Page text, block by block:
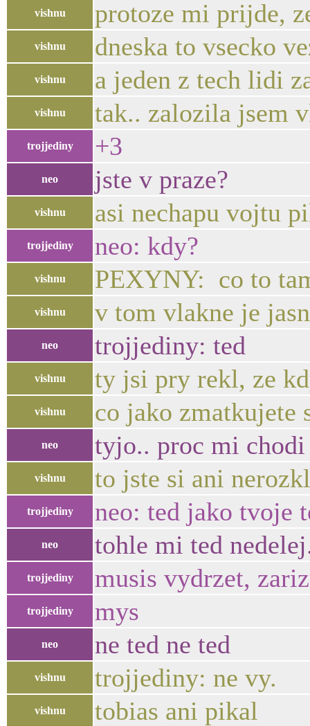
vishnu protoze mi prijde,
vishnu dneska to vsecko
vishnu a jeden z tech lidi
vishnu tak.. zalozila jsem
trojjediny +3
neo jste v praze?
vishnu asi nechapu vojtu
trojjediny neo: kdy?
vishnu PEXYNY: co to
vishnu v tom vlakne je
neo trojjediny: ted
vishnu ty jsi pry rekl, ze
vishnu co jako zmatkujete
neo tyjo.. proc mi chodi
vishnu to jste si ani
trojjediny neo: ted jako tvoje
neo tohle mi ted
trojjediny musis vydrzet,
trojjediny mys
neo ne ted ne ted
vishnu trojjediny: ne vy.
vishnu tobias ani pikal